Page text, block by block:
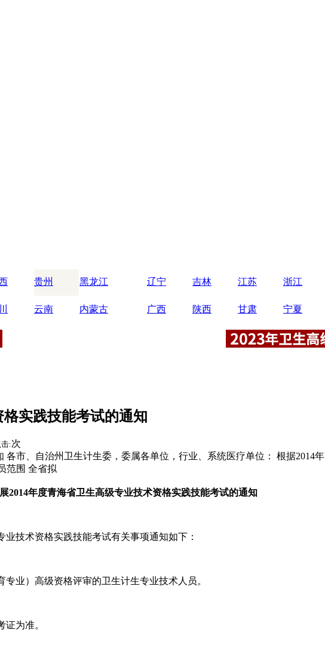
贵州 黑龙江 辽宁 吉林 江苏 浙江
云南 内蒙古 广西 陕西 甘肃 宁夏
实践技能考试的通知
击:次
市、自治州卫生计生委，委属各单位，行业、系统医疗单位： 根据2014
范围 全省拟
2014年度青海省卫生高级专业技术资格实践技能考试的通知
技术资格实践技能考试有关事项通知如下：
业）高级资格评审的卫生计生专业技术人员。
证为准。